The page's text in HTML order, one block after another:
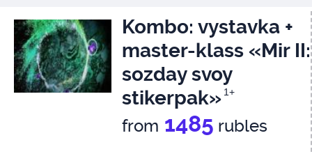
Kombo: vystavka +
master-klass «Mir II:
sozday svoy
stikerpak» 1+
from 1485 rubles